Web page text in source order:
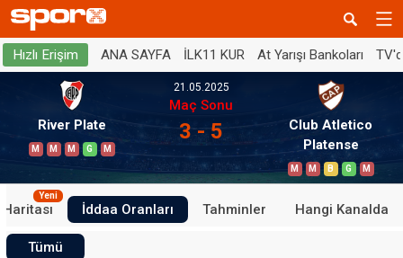
Hızlı Erişim ANA SAYFA İLK11 KUR At Yarışı Bankoları
River Plate
M M M G M
21.05.2025
Maç Sonu
3 - 5
Club Atletico
Platense
M M B G M
Yeni
İddaa Oranları Tahminler Hangi Kanalda
Tümü